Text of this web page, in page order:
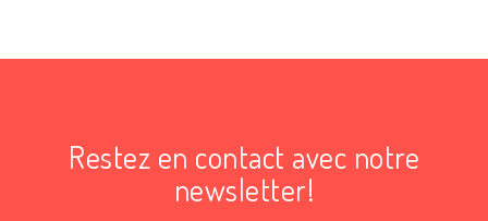
Restez en contact avec notre
newsletter!